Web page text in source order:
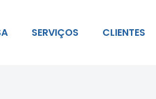
SERVIÇOS CLIENTES